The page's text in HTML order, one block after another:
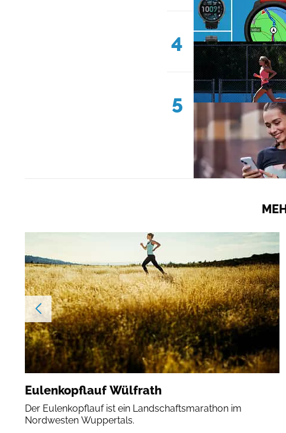
4
5
Eulenkopflauf Wülfrath
Der Eulenkopflauf ist ein Landschaftsmarathon im
Nordwesten Wuppertals.